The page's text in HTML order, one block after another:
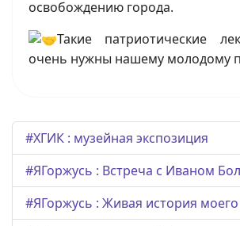
освобождению города.
Такие патриотические
очень нужны нашему молодому
#ХГИК : музейная экспозиция
#ЯГоржусь : Встреча с Иваном
#ЯГоржусь : Живая история моего